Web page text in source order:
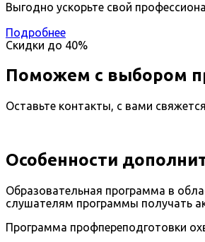
Выгодно ускорьте свой
Подробнее
Скидки до 40%
Поможем с выбором
Оставьте контакты, с вами
Особенности
Образовательная программа в
слушателям программы получать
Программа профпереподготовки